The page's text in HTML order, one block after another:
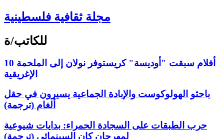
مجلة ثقافية فلسطينية
للكاتب/ة
10 أفلام سبقت "أوديسة" كريستوفر نولان إلى الملحمة
الإغريقية
باحثو الهولوكوست والإبادة الجماعية يسيرون في حقل
ألغام (ترجمة)
حرب الطبقات على السجادة الحمراء: بدايات شيوعية
لمهرجان كان السينمائي (ترجمة)